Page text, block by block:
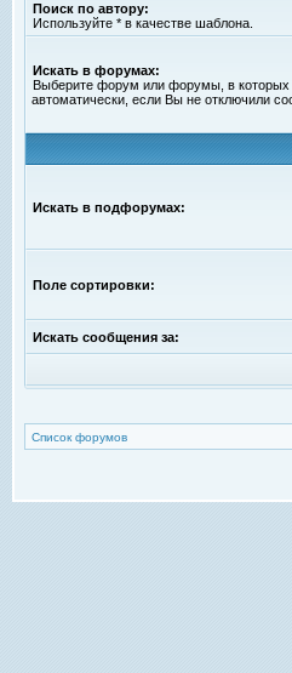
Поиск по автору:
Используйте * в качестве шаблона.
Искать в форумах:
Выберите форум или форумы, в которых
автоматически, если Вы не отключили
Искать в подфорумах:
Поле сортировки:
Искать сообщения за:
Список форумов